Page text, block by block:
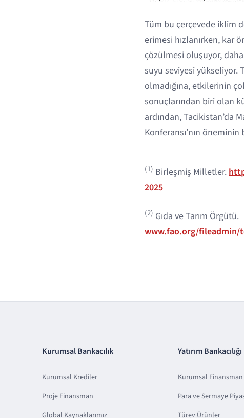
Tüm bu çerçevede iklim
erimesi hızlanırken, kar
çözülmesi oluşuyor,
suyu seviyesi yükseliyor.
olmadığına, etkilerinin
sonuçlarından biri olan
ardından, Tacikistan’da
Konferansı’nın
(1) Birleşmiş Milletler.
2025
(2) Gıda ve Tarım Örgütü.
www.fao.org/fileadmin/
Kurumsal Bankacılık
Kurumsal Krediler
Proje Finansman
Global Kaynaklarımız
Yatırım Bankacılığı
Kurumsal Finansman
Para ve Sermaye
Türev Ürünler